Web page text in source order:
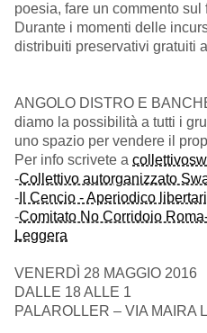
poesia, fare un commento
Durante i momenti delle
distribuiti preservativi gratuiti
ANGOLO DISTRO E
diamo la possibilità a tutti i
uno spazio per vendere il
Per info scrivete a
-Collettivo autorganizzato
- Il Cencio - Aperiodico
-Comitato No Corridoio
Leggera
VENERDÌ 28 MAGGIO 2016
DALLE 18 ALLE 1
PALAROLLER – VIA MAIRA